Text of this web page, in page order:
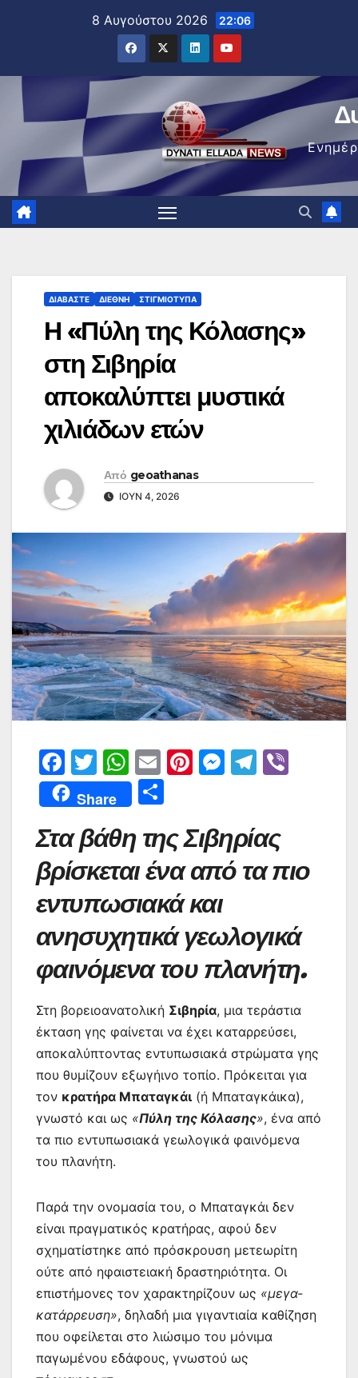
8 Αυγούστου 2026 22:06
ΔΙΑΒΆΣΤΕ ΔΙΕΘΝΉ ΣΤΙΓΜΙΌΤΥΠΑ
Η «Πύλη της Κόλασης»
στη Σιβηρία
αποκαλύπτει μυστικά
χιλιάδων ετών
Από geoathanas
ΙΟΎΝ 4, 2026
F
a
c
e
b
o
o
k
T
w
itt
er
W
h
at
s
A
p
p
E
m
ai
l
Pi
e
st
M
s
e
n
er
T
gr
a
m
Share
ρ
α
σ
τε
ίτ
ε
Στα βάθη της Σιβηρίας
βρίσκεται ένα από τα πιο
εντυπωσιακά και
ανησυχητικά γεωλογικά
φαινόμενα του πλανήτη.
Στη βορειοανατολική Σιβηρία, μια τεράστια
έκταση γης φαίνεται να έχει καταρρεύσει,
αποκαλύπτοντας εντυπωσιακά στρώματα γης
που θυμίζουν εξωγήινο τοπίο. Πρόκειται για
τον κρατήρα Μπαταγκάι (ή Μπαταγκάικα),
γνωστό και ως «Πύλη της Κόλασης», ένα από
τα πιο εντυπωσιακά γεωλογικά φαινόμενα
του πλανήτη.
Παρά την ονομασία του, ο Μπαταγκάι δεν
είναι πραγματικός κρατήρας, αφού δεν
σχηματίστηκε από πρόσκρουση μετεωρίτη
ούτε από ηφαιστειακή δραστηριότητα. Οι
επιστήμονες τον χαρακτηρίζουν ως «μεγα-
κατάρρευση», δηλαδή μια γιγαντιαία καθίζηση
που οφείλεται στο λιώσιμο του μόνιμα
παγωμένου εδάφους, γνωστού ως